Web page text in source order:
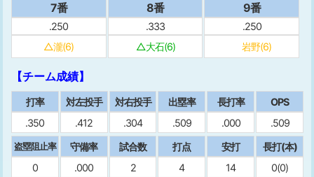
7番
.250
△瀧(6)
8番
.333
△大石(6)
9番
.250
岩野(6)
【チーム成績】
打率
.350
対左投手
.412
対右投手
.304
出塁率
.509
⻑打率
.000
OPS
.509
盗塁阻止率
0
守備率
.000
試合数
2
打点
4
安打
14
⻑打(本)
0(0)